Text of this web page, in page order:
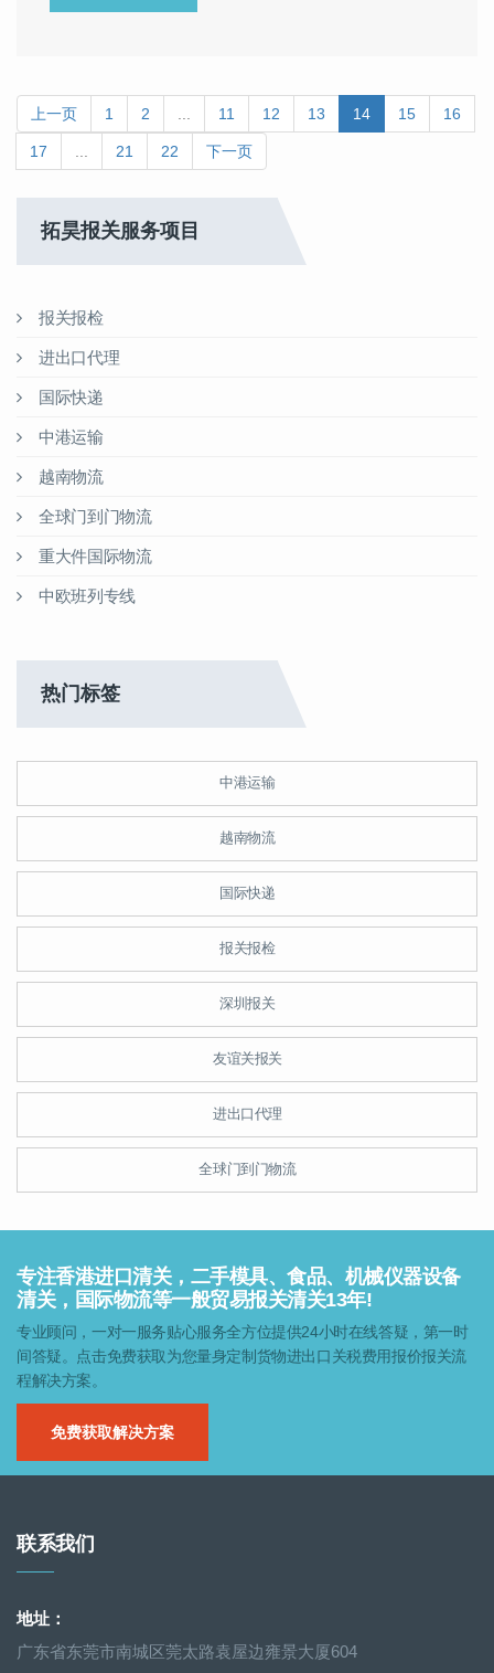
上一页 1 2 11 12 13 14 15 16
17 21 22 下一页
拓昊报关服务项目
报关报检
进出口代理
国际快递
中港运输
越南物流
全球门到门物流
重大件国际物流
中欧班列专线
热门标签
中港运输
越南物流
国际快递
报关报检
深圳报关
友谊关报关
进出口代理
全球门到门物流
专注香港进口清关，二手模具、食品、机械仪器设备
清关，国际物流等一般贸易报关清关13年!
专业顾问，一对一服务贴心服务全方位提供24小时在线答疑，第一时
间答疑。点击免费获取为您量身定制货物进出口关税费用报价报关流
程解决方案。
免费获取解决方案
联系我们
地址：
广东省东莞市南城区莞太路袁屋边雍景大厦604